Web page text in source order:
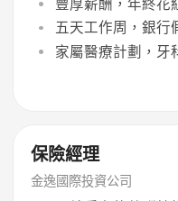
五天工作周，銀行
家屬醫療計劃，牙
保險經理
金逸國際投資公司